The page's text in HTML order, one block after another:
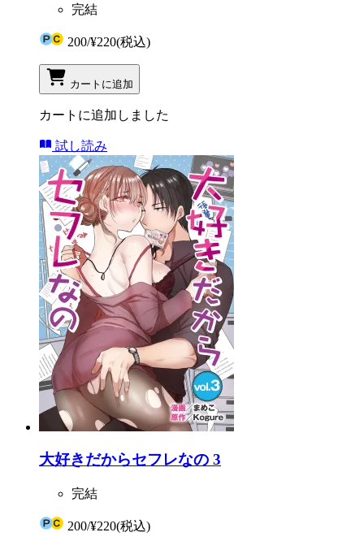
完結
200/¥220(税込)
カートに追加
カートに追加しました
試し読み
大好きだからセフレなの 3
完結
200/¥220(税込)